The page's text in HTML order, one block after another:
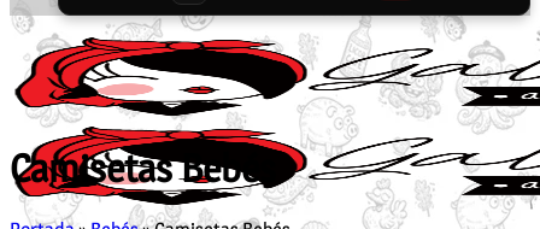
Camisetas Bebés